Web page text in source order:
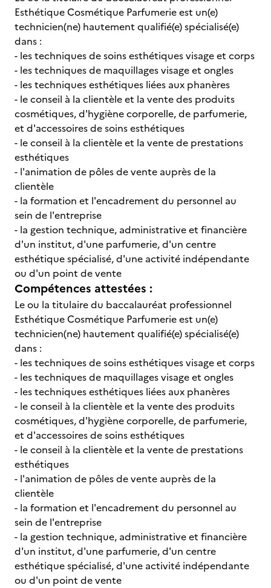
Esthétique Cosmétique Parfumerie est un(e)
technicien(ne) hautement qualifié(e) spécialisé(e)
dans :
- les techniques de soins esthétiques visage et corps
- les techniques de maquillages visage et ongles
- les techniques esthétiques liées aux phanères
- le conseil à la clientèle et la vente des produits
cosmétiques, d'hygiène corporelle, de parfumerie,
et d'accessoires de soins esthétiques
- le conseil à la clientèle et la vente de prestations
esthétiques
- l'animation de pôles de vente auprès de la
clientèle
- la formation et l'encadrement du personnel au
sein de l'entreprise
- la gestion technique, administrative et financière
d'un institut, d'une parfumerie, d'un centre
esthétique spécialisé, d'une activité indépendante
ou d'un point de vente
Compétences attestées :
Le ou la titulaire du baccalauréat professionnel
Esthétique Cosmétique Parfumerie est un(e)
technicien(ne) hautement qualifié(e) spécialisé(e)
dans :
- les techniques de soins esthétiques visage et corps
- les techniques de maquillages visage et ongles
- les techniques esthétiques liées aux phanères
- le conseil à la clientèle et la vente des produits
cosmétiques, d'hygiène corporelle, de parfumerie,
et d'accessoires de soins esthétiques
- le conseil à la clientèle et la vente de prestations
esthétiques
- l'animation de pôles de vente auprès de la
clientèle
- la formation et l'encadrement du personnel au
sein de l'entreprise
- la gestion technique, administrative et financière
d'un institut, d'une parfumerie, d'un centre
esthétique spécialisé, d'une activité indépendante
ou d'un point de vente